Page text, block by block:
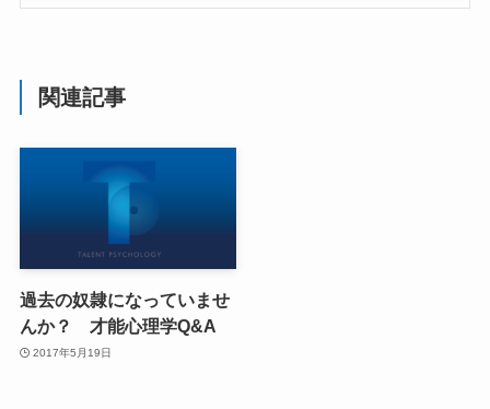
関連記事
過去の奴隷になっていませ
んか？ 才能心理学Q&A
2017年5月19日